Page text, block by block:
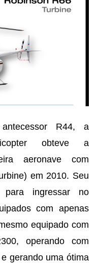
R44, a
obteve a
aeronave com
em 2010. Seu
ingressar no
com apenas
equipado com
operando com
gerando uma ótima